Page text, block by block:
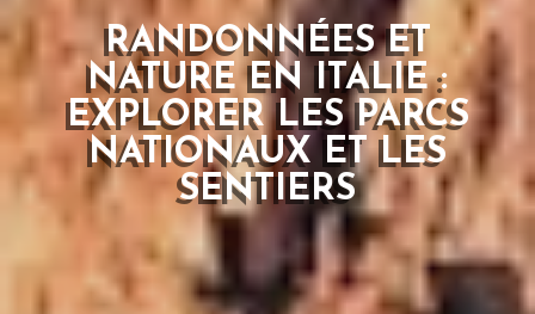
RANDONNÉES ET
NATURE EN ITALIE :
EXPLORER LES PARCS
NATIONAUX ET LES
SENTIERS